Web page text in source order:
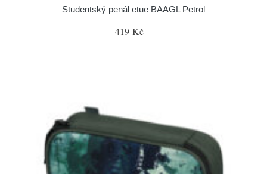
Studentský penál etue BAAGL Petrol
419 Kč